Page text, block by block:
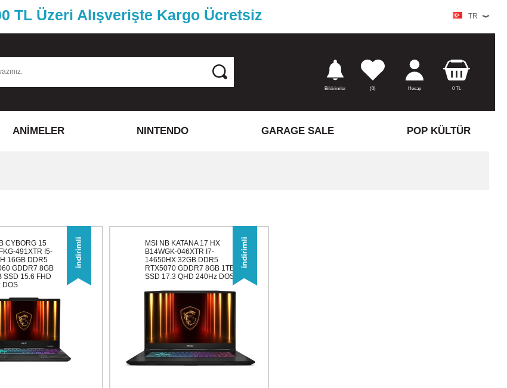
TL Üzeri Alışverişte Kargo Ücretsiz TR
Bildirimler (0) Hesap 0TL
ANİMELER NINTENDO GARAGE SALE POP KÜLTÜR
CYBORG 15
491XTR I5-
16GB DDR5
GDDR7 8GB
SSD 15.6 FHD
DOS
MSI NB KATANA 17 HX
B14WGK-046XTR I7-
14650HX 32GB DDR5
RTX5070 GDDR7 8GB 1TB
SSD 17.3 QHD 240Hz DOS